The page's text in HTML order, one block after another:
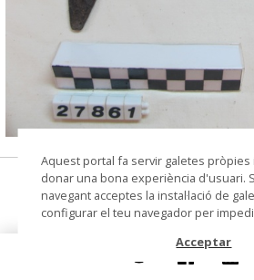
© Museu de les Terres de l'Ebre
fulla d'aixada
Materials i tècniques ferro
Aquest portal fa servir galetes
donar una bona experiència d'usuari.
navegant acceptes la instal·lació de
configurar el teu navegador per
Acceptar